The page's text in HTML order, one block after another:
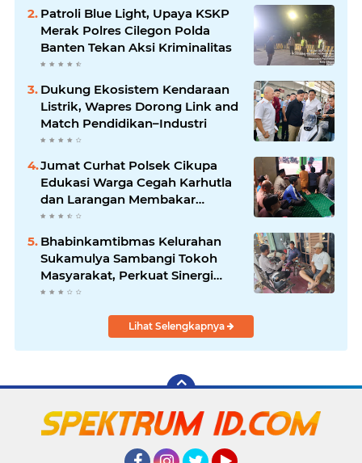
Patroli Blue Light, Upaya KSKP
Merak Polres Cilegon Polda
Banten Tekan Aksi Kriminalitas
Dukung Ekosistem Kendaraan
Listrik, Wapres Dorong Link and
Match Pendidikan–Industri
Jumat Curhat Polsek Cikupa
Edukasi Warga Cegah Karhutla
dan Larangan Membakar
Sampah
Bhabinkamtibmas Kelurahan
Sukamulya Sambangi Tokoh
Masyarakat, Perkuat Sinergi
Jaga Kamtibmas
Lihat Selengkapnya